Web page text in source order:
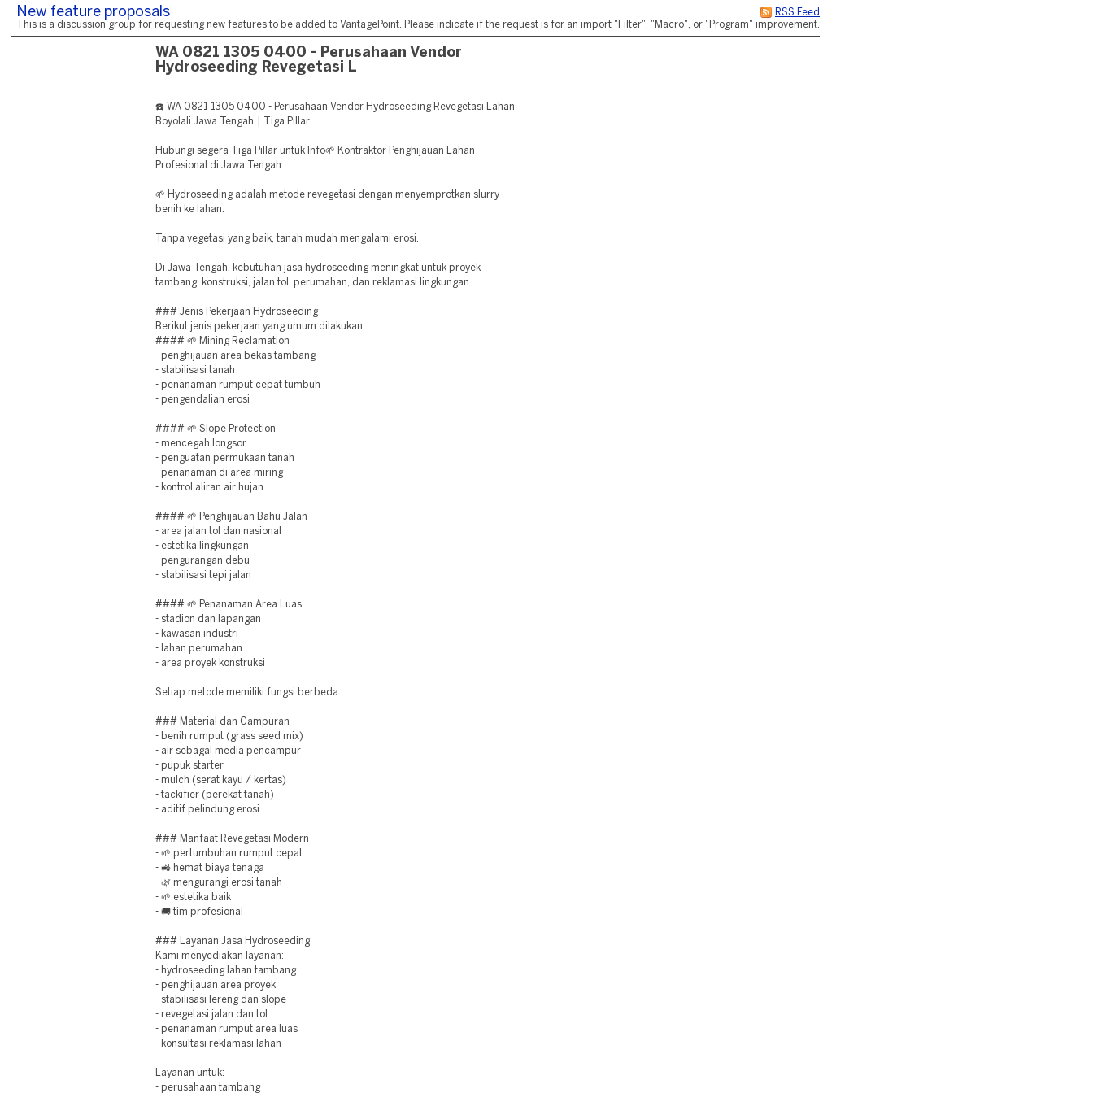
RSS Feed
New feature proposals
This is a discussion group for requesting new features to be added to VantagePoint. Please indicate if the request is for an import "Filter", "Macro", or "Program" improvement.
WA 0821 1305 0400 - Perusahaan Vendor
Hydroseeding Revegetasi L
☎️ WA 0821 1305 0400 - Perusahaan Vendor Hydroseeding Revegetasi Lahan
Boyolali Jawa Tengah | Tiga Pillar
Hubungi segera Tiga Pillar untuk Info🌱 Kontraktor Penghijauan Lahan
Profesional di Jawa Tengah
🌱 Hydroseeding adalah metode revegetasi dengan menyemprotkan slurry
benih ke lahan.
Tanpa vegetasi yang baik, tanah mudah mengalami erosi.
Di Jawa Tengah, kebutuhan jasa hydroseeding meningkat untuk proyek
tambang, konstruksi, jalan tol, perumahan, dan reklamasi lingkungan.
### Jenis Pekerjaan Hydroseeding
Berikut jenis pekerjaan yang umum dilakukan:
#### 🌱 Mining Reclamation
- penghijauan area bekas tambang
- stabilisasi tanah
- penanaman rumput cepat tumbuh
- pengendalian erosi
#### 🌱 Slope Protection
- mencegah longsor
- penguatan permukaan tanah
- penanaman di area miring
- kontrol aliran air hujan
#### 🌱 Penghijauan Bahu Jalan
- area jalan tol dan nasional
- estetika lingkungan
- pengurangan debu
- stabilisasi tepi jalan
#### 🌱 Penanaman Area Luas
- stadion dan lapangan
- kawasan industri
- lahan perumahan
- area proyek konstruksi
Setiap metode memiliki fungsi berbeda.
### Material dan Campuran
- benih rumput (grass seed mix)
- air sebagai media pencampur
- pupuk starter
- mulch (serat kayu / kertas)
- tackifier (perekat tanah)
- aditif pelindung erosi
### Manfaat Revegetasi Modern
- 🌱 pertumbuhan rumput cepat
- 🚜 hemat biaya tenaga
- 🌿 mengurangi erosi tanah
- 🌱 estetika baik
- 🚚 tim profesional
### Layanan Jasa Hydroseeding
Kami menyediakan layanan:
- hydroseeding lahan tambang
- penghijauan area proyek
- stabilisasi lereng dan slope
- revegetasi jalan dan tol
- penanaman rumput area luas
- konsultasi reklamasi lahan
Layanan untuk:
- perusahaan tambang